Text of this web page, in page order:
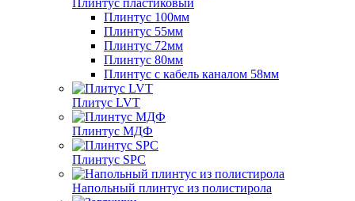
Плинтус 100мм
Плинтус 55мм
Плинтус 72мм
Плинтус 80мм
Плинтус с кабель каналом 58мм
Плитус LVT
Плинтус МДФ
Плинтус SPC
Напольный плинтус из полистирола